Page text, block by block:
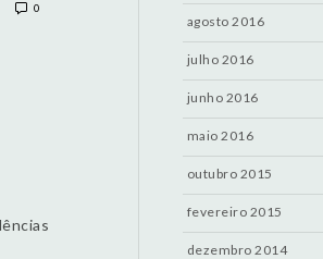
0
agosto 2016
julho 2016
junho 2016
maio 2016
outubro 2015
fevereiro 2015
dezembro 2014